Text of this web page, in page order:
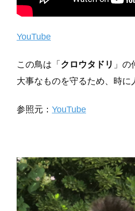
YouTube
この鳥は「 クロウタドリ 」の
大事なものを守るため、時に
参照元： YouTube